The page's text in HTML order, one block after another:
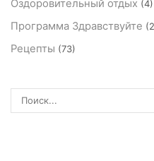
Оздоровительный отдых (4)
Программа Здравствуйте
Рецепты (73)